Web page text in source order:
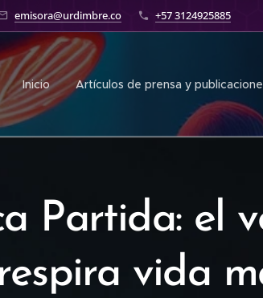
emisora@urdimbre.co +57 3124925885
Inicio Artículos de prensa y
Partida: el
vida